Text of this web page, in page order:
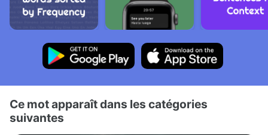
Ce mot apparaît dans les catégories
suivantes